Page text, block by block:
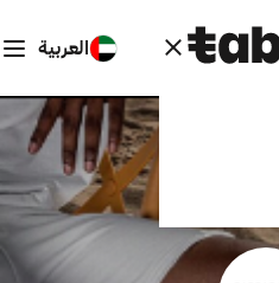
العربية